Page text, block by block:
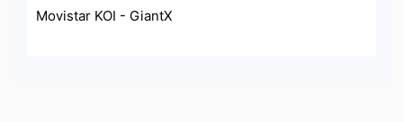
Movistar KOI - GiantX